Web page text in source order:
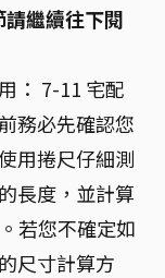
繼續往下閱
： 7-11 宅配
務必先確認您
用捲尺仔細測
長度，並計算
若您不確定如
尺寸計算方